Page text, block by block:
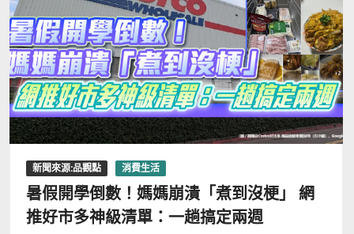
新聞來源:品觀點 消費生活
暑假開學倒數！媽媽崩潰「煮到沒梗」 網
推好市多神級清單：一趟搞定兩週